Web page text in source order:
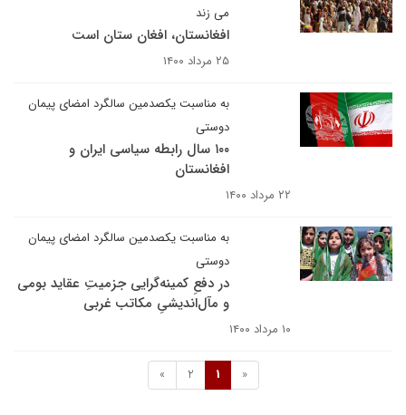
می زند
افغانستان، افغان ستان است
۲۵ مرداد ۱۴۰۰
به مناسبت یکصدمین سالگرد امضای پیمان
دوستی
۱۰۰ سال رابطه سیاسی ایران و
افغانستان
۲۲ مرداد ۱۴۰۰
به مناسبت یکصدمین سالگرد امضای پیمان
دوستی
در دفعِ کمینه‌گرایی جزمیتِ عقاید بومی
و مآل‌اندیشیِ مکاتب غربی
۱۰ مرداد ۱۴۰۰
«
1
2
»